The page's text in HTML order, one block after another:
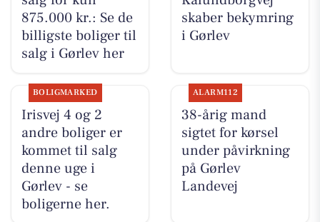
875.000 kr.: Se de
billigste boliger til
salg i Gørlev her
skaber bekymring
i Gørlev
BOLIGMARKED
Irisvej 4 og 2
andre boliger er
kommet til salg
denne uge i
Gørlev - se
boligerne her.
ALARM112
38-årig mand
sigtet for kørsel
under påvirkning
på Gørlev
Landevej